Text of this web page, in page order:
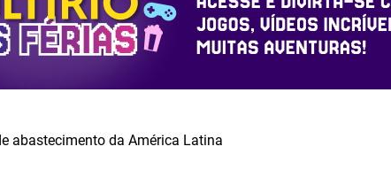
abastecimento da América Latina